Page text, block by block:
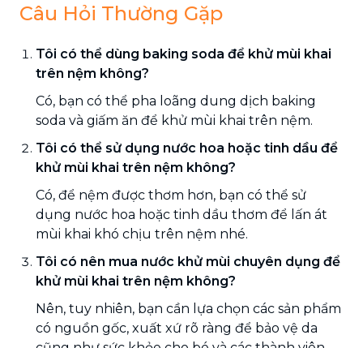
Câu Hỏi Thường Gặp
Tôi có thể dùng baking soda để khử mùi khai
trên nệm không?
Có, bạn có thể pha loãng dung dịch baking
soda và giấm ăn để khử mùi khai trên nệm.
Tôi có thể sử dụng nước hoa hoặc tinh dầu để
khử mùi khai trên nệm không?
Có, để nệm được thơm hơn, bạn có thể sử
dụng nước hoa hoặc tinh dầu thơm để lấn át
mùi khai khó chịu trên nệm nhé.
Tôi có nên mua nước khử mùi chuyên dụng để
khử mùi khai trên nệm không?
Nên, tuy nhiên, bạn cần lựa chọn các sản phẩm
có nguồn gốc, xuất xứ rõ ràng để bảo vệ da